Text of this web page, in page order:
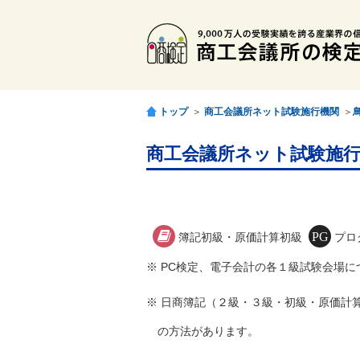
トップ ＞ 商工会議所ネット試験施行機関 ＞
商工会議所ネット試験施
簿記初級・原価計算初級 プロ
※ PC検定、電子会計の各１級試験会場
※ 日商簿記（２級・３級・初級・原価計
の方法があります。